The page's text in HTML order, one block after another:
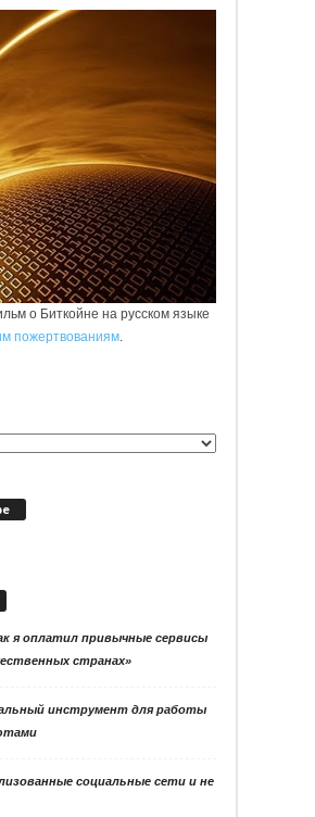
о Биткойне на русском языке
пожертвованиям
я оплатил привычные сервисы
странах»
инструмент для работы
социальные сети и не